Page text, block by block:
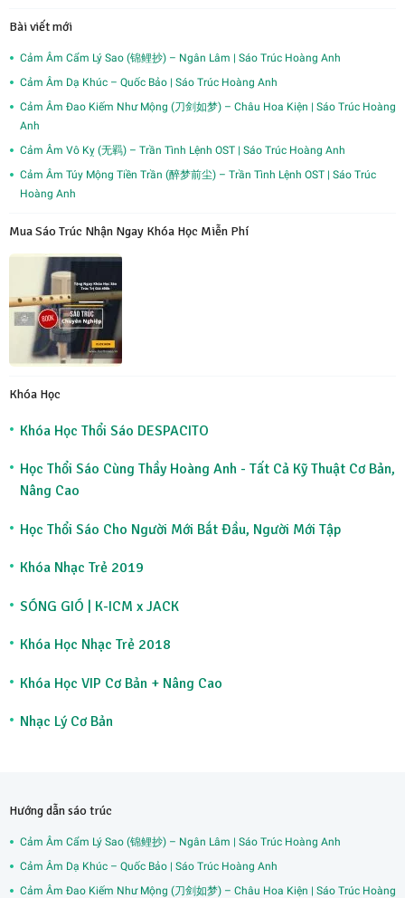
Bài viết mới
Cảm Âm Cẩm Lý Sao (锦鲤抄) – Ngân Lâm | Sáo Trúc Hoàng Anh
Cảm Âm Dạ Khúc – Quốc Bảo | Sáo Trúc Hoàng Anh
Cảm Âm Đao Kiếm Như Mộng (刀剑如梦) – Châu Hoa Kiện | Sáo Trúc Hoàng
Anh
Cảm Âm Vô Kỵ (无羁) – Trần Tình Lệnh OST | Sáo Trúc Hoàng Anh
Cảm Âm Túy Mộng Tiền Trần (醉梦前尘) – Trần Tình Lệnh OST | Sáo Trúc
Hoàng Anh
Mua Sáo Trúc Nhận Ngay Khóa Học Miễn Phí
Khóa Học
Khóa Học Thổi Sáo DESPACITO
Học Thổi Sáo Cùng Thầy Hoàng Anh - Tất Cả Kỹ Thuật Cơ Bản,
Nâng Cao
Học Thổi Sáo Cho Người Mới Bắt Đầu, Người Mới Tập
Khóa Nhạc Trẻ 2019
SÓNG GIÓ | K-ICM x JACK
Khóa Học Nhạc Trẻ 2018
Khóa Học VIP Cơ Bản + Nâng Cao
Nhạc Lý Cơ Bản
Hướng dẫn sáo trúc
Cảm Âm Cẩm Lý Sao (锦鲤抄) – Ngân Lâm | Sáo Trúc Hoàng Anh
Cảm Âm Dạ Khúc – Quốc Bảo | Sáo Trúc Hoàng Anh
Cảm Âm Đao Kiếm Như Mộng (刀剑如梦) – Châu Hoa Kiện | Sáo Trúc Hoàng